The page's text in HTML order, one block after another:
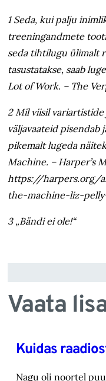
1 Seda, kui palju
treeningandmete
seda tihtilugu ülimalt
tasustatakse, saab
Lot of Work. – The
2 Mil viisil
väljavaateid pisendab
pikemalt lugeda
Machine. – Harper’s
https://harpers.org/
the-machine-liz-
3 „Bändi ei ole!“
Vaata
Kuidas
Nagu oli noortel